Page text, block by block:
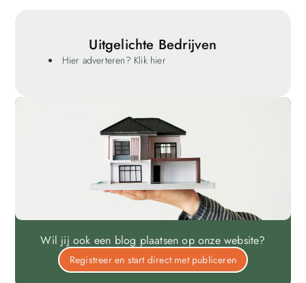
Uitgelichte Bedrijven
Hier adverteren? Klik hier
Wil jij ook een blog plaatsen op onze website?
Registreer en start direct met publiceren